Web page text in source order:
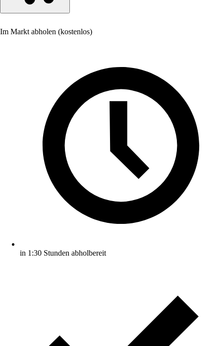
Im Markt abholen (kostenlos)
in 1:30 Stunden abholbereit